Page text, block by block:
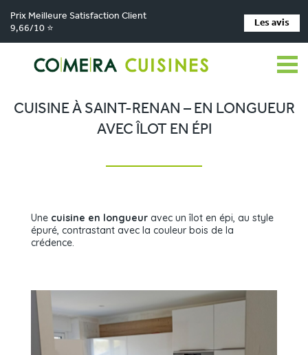
Prix Meilleure Satisfaction Client
9,66/10 ⭐
Les avis
Comera Cuisines > Nos magasins de cuisine > Cuisiniste SAINT-RENAN >
Réalisations > Cuisine à Saint-Renan – En longueur avec îlot en épi
CUISINE À SAINT-RENAN – EN LONGUEUR
AVEC ÎLOT EN ÉPI
Une cuisine en longueur avec un îlot en épi, au style
épuré, contrastant avec la couleur bois de la
crédence.